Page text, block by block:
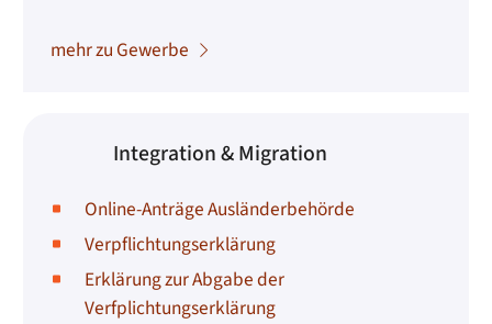
mehr zu Gewerbe
Integration & Migration
Online-Anträge Ausländerbehörde
Verpflichtungserklärung
Erklärung zur Abgabe der
Verfplichtungserklärung